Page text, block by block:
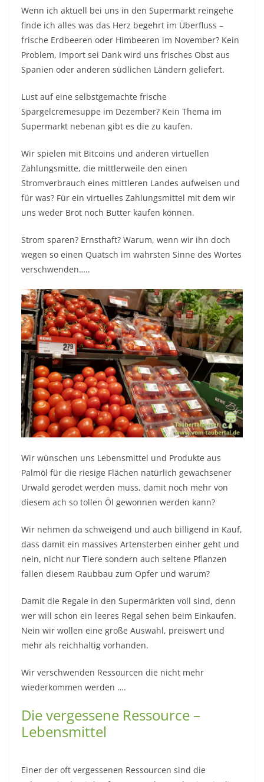
Wenn ich aktuell bei uns in den Supermarkt reingehe
finde ich alles was das Herz begehrt im Überfluss –
frische Erdbeeren oder Himbeeren im November? Kein
Problem, Import sei Dank wird uns frisches Obst aus
Spanien oder anderen südlichen Ländern geliefert.
Lust auf eine selbstgemachte frische
Spargelcremesuppe im Dezember? Kein Thema im
Supermarkt nebenan gibt es die zu kaufen.
Wir spielen mit Bitcoins und anderen virtuellen
Zahlungsmitte, die mittlerweile den einen
Stromverbrauch eines mittleren Landes aufweisen und
für was? Für ein virtuelles Zahlungsmittel mit dem wir
uns weder Brot noch Butter kaufen können.
Strom sparen? Ernsthaft? Warum, wenn wir ihn doch
wegen so einen Quatsch im wahrsten Sinne des Wortes
verschwenden…..
Wir wünschen uns Lebensmittel und Produkte aus
Palmöl für die riesige Flächen natürlich gewachsener
Urwald gerodet werden muss, damit noch mehr von
diesem ach so tollen Öl gewonnen werden kann?
Wir nehmen da schweigend und auch billigend in Kauf,
dass damit ein massives Artensterben einher geht und
nein, nicht nur Tiere sondern auch seltene Pflanzen
fallen diesem Raubbau zum Opfer und warum?
Damit die Regale in den Supermärkten voll sind, denn
wer will schon ein leeres Regal sehen beim Einkaufen.
Nein wir wollen eine große Auswahl, preiswert und
mehr als reichhaltig vorhanden.
Wir verschwenden Ressourcen die nicht mehr
wiederkommen werden ….
Die vergessene Ressource –
Lebensmittel
Einer der oft vergessenen Ressourcen sind die